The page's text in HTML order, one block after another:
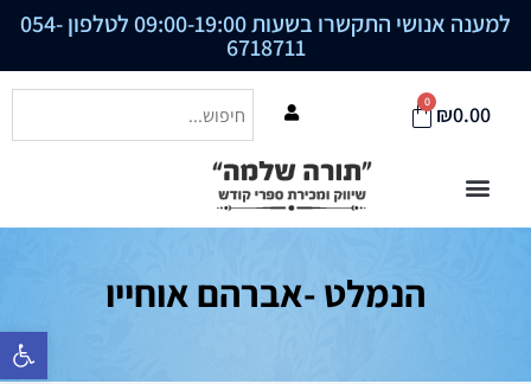
פתח סרגל
למענה אנושי התקשרו בשעות 09:00-19:00 לטלפון 054-
6718711
₪0.00
0
הנמלט -אברהם אוחייו